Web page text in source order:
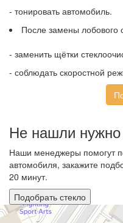
- тонировать автомобиль.
После замены лобового
- заменить щётки
- соблюдать скоростной
Не нашли нужно
Наши менеджеры помогут
автомобиля, закажите
20 минут.
Подобрать стекло